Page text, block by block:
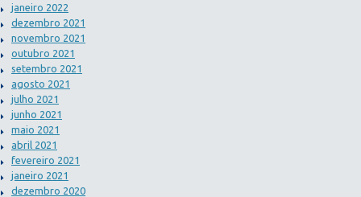
janeiro 2022
dezembro 2021
novembro 2021
outubro 2021
setembro 2021
agosto 2021
julho 2021
junho 2021
maio 2021
abril 2021
fevereiro 2021
janeiro 2021
dezembro 2020